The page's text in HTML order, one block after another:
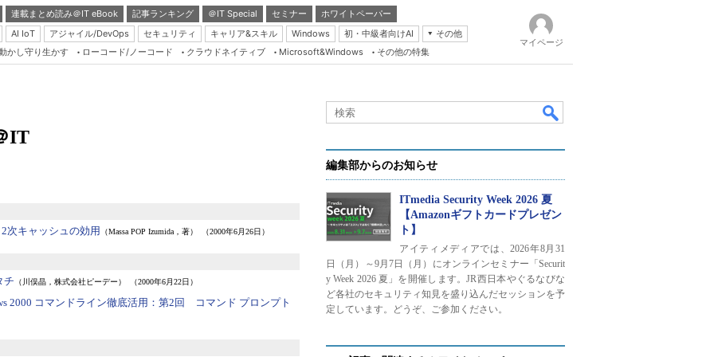
連載まとめ読み＠IT eBook 記事ランキング ＠IT Special セミナー
ホワイトペーパー
AI IoT
アジャイル/DevOps セキュリティ キャリア&スキル Windows 初・中級者向けAI
その他
Server & Storage
Master of IP Network
Security & Trust
かし守り生かす ローコード/ノーコード クラウドネイティブ Microsoft&Windows その他の特集
マイページ
IT
次キャッシュの効用 （Massa POP Izumida，著） （2000年6月26日）
チ （川俣晶，株式会社ピーデー） （2000年6月22日）
2000 コマンドライン徹底活用： 第2回 コマンド プロンプト
編集部からのお知らせ
ITmedia Security Week 2026 夏
【Amazonギフトカードプレゼン
ト】
アイティメディアでは、2026年8月31
日（月）～9月7日（月）にオンラインセミナー「Securit
y Week 2026 夏」を開催します。JR西日本やぐるなびな
ど各社のセキュリティ知見を盛り込んだセッションを予
定しています。どうぞ、ご参加ください。